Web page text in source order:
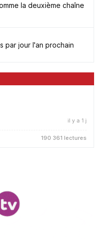
la deuxième chaîne
par jour l'an prochain
il y a 1 j
190 361 lectures